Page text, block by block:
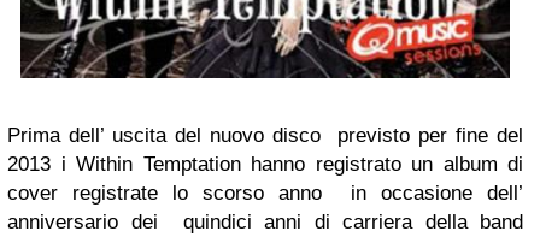
Prima dell’ uscita del nuovo disco previsto per fine del
2013 i Within Temptation hanno registrato un album di
cover registrate lo scorso anno in occasione dell’
anniversario dei quindici anni di carriera della band